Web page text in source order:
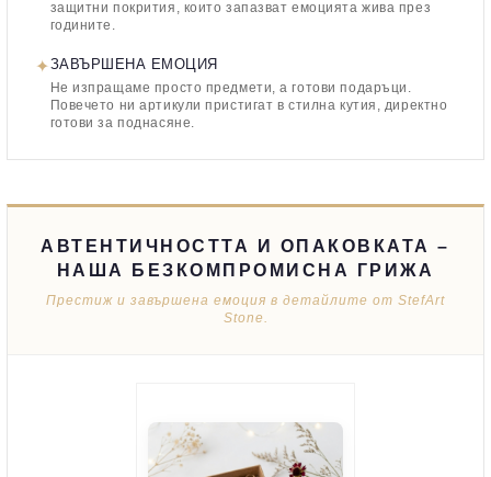
защитни покрития, които запазват емоцията жива през
годините.
✦ЗАВЪРШЕНА ЕМОЦИЯ
Не изпращаме просто предмети, а готови подаръци.
Повечето ни артикули пристигат в стилна кутия, директно
готови за поднасяне.
АВТЕНТИЧНОСТТА И ОПАКОВКАТА –
НАША БЕЗКОМПРОМИСНА ГРИЖА
Престиж и завършена емоция в детайлите от StefArt
Stone.